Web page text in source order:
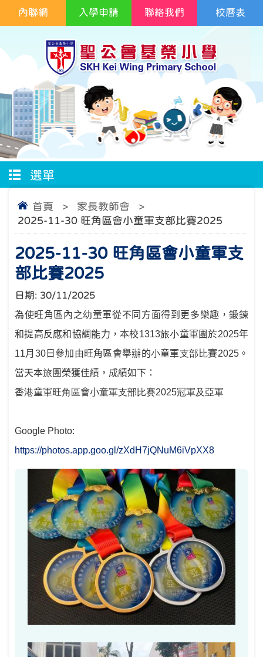
校曆表
內聯網 入學申請 聯絡我們
選單
首頁 > 家長教師會
>
2025-11-30 旺角區會小童軍支部比賽2025
2025-11-30 旺角區會小童軍支
部比賽2025
日期: 30/11/2025
為使旺角區內之幼童軍從不同方面得到更多樂趣，鍛鍊
和提高反應和協調能力，本校1313旅小童軍團於2025年
11月 30日參加由旺角區會舉辦的小童軍支部 比賽2025。
當天本旅 團榮獲佳績，成績如下：
香港童軍旺角區會小童軍支部比賽2025冠軍及亞軍
Google Photo:
https://photos.app.goo.gl/zXdH7jQNuM6iVpXX8